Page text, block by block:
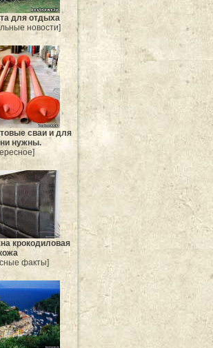
для отдыха
новости]
сваи и для
нужны.
крокодиловая
факты]